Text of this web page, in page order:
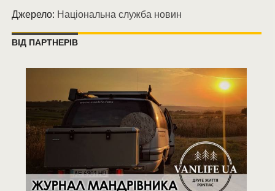
Джерело: Національна служба новин
ВІД ПАРТНЕРІВ